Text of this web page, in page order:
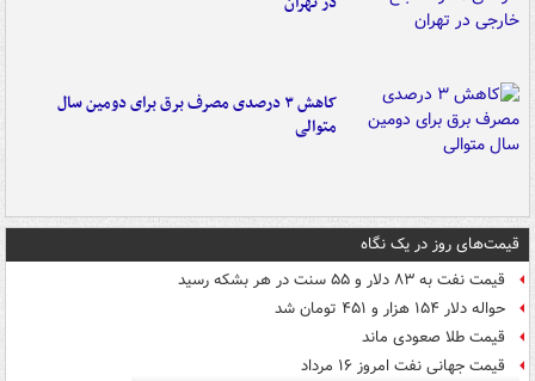
کاهش ۳ درصدی مصرف برق برای دومین سال
متوالی
قیمت‌های روز در یک نگاه
قیمت نفت به ۸۳ دلار و ۵۵ سنت در هر بشکه رسید
حواله دلار ۱۵۴ هزار و ۴۵۱ تومان شد
قیمت طلا صعودی ماند
قیمت جهانی نفت امروز ۱۶ مرداد